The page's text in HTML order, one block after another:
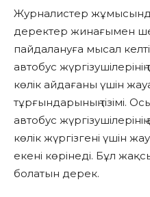
Журналистер
деректер жинағымен
пайдалануға мысал
автобус
көлік айдағаны үшін
тұрғындарының тізімі. Осы
автобус
көлік жүргізгені үшін
екені көрінеді. Бұл
болатын дерек.